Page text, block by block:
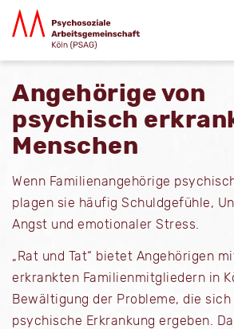
Angehörige von
psychisch
Menschen
Wenn Familienangehörige
plagen sie häufig Schuldgefühle,
Angst und emotionaler Stress.
„Rat und Tat“ bietet Angehörigen
erkrankten Familienmitgliedern in
Bewältigung der Probleme, die
psychische Erkrankung ergeben.